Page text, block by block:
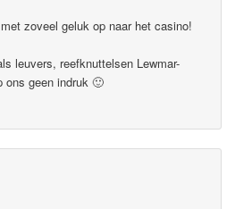
zoveel geluk op naar het casino!
leuvers, reefknuttelsen Lewmar-
ons geen indruk 🙂